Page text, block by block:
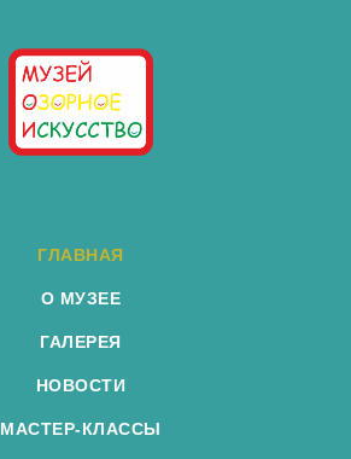
ГЛАВНАЯ
О МУЗЕЕ
ГАЛЕРЕЯ
НОВОСТИ
МАСТЕР-КЛАССЫ